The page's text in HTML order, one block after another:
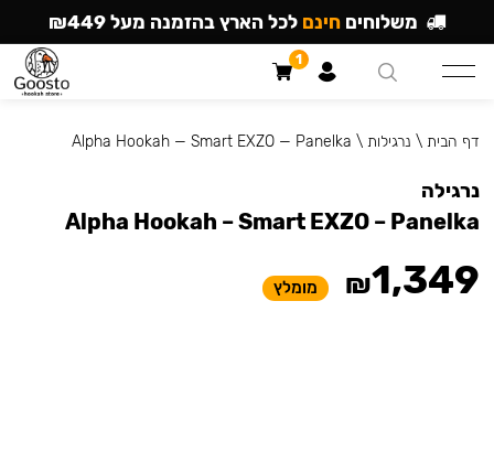
דף הבית \ נרגילות \
Alpha Hookah — Smart EXZO — Panelka
נרגילה
Alpha Hookah – Smart EXZO – Panelka
₪1,349 מומלץ
משלוחים חינם לכל הארץ בהזמנה מעל ₪449
1